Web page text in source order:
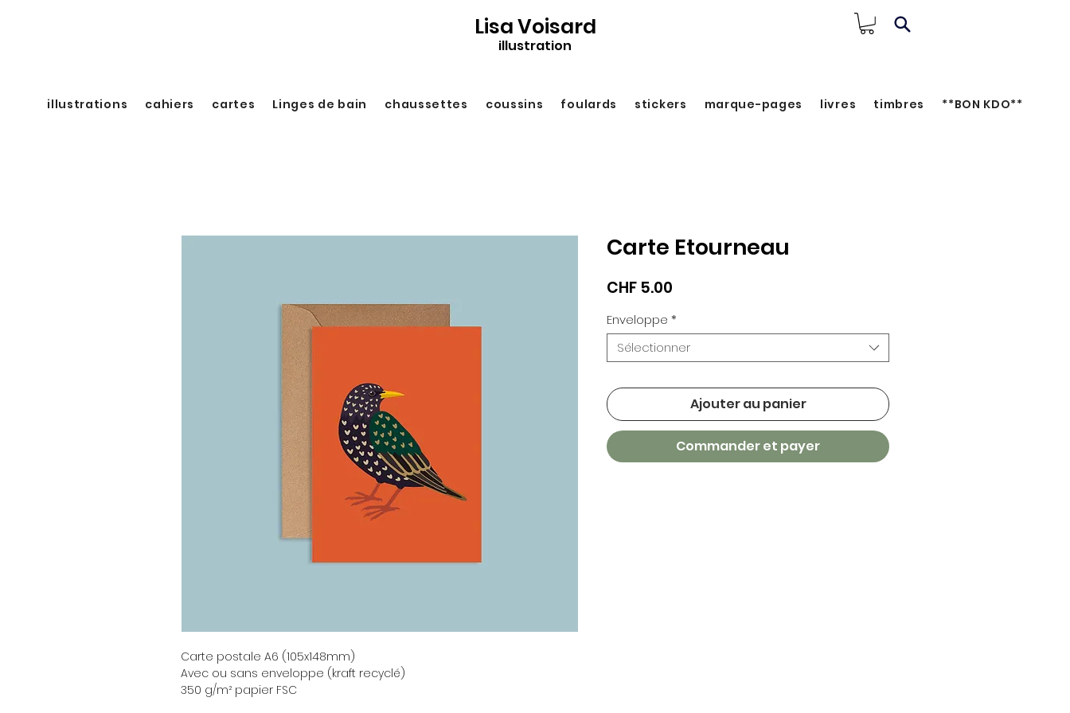
Lisa Voisard
illustration
illustrations cahiers cartes Linges de bain chaussettes coussins foulards stickers marque-pages livres timbres **BON KDO**
Carte postale A6 (105x148mm)
Avec ou sans enveloppe (kraft recyclé)
350 g/m² papier FSC
Carte Etourneau
CHF 5.00
Enveloppe *
Sélectionner
Ajouter au panier
Commander et payer